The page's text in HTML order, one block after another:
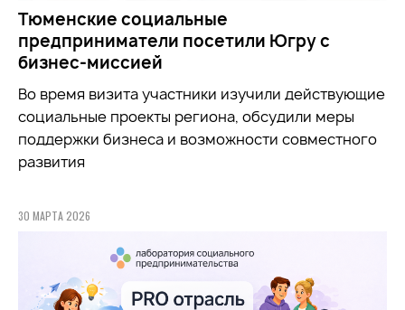
Тюменские социальные
предприниматели посетили Югру с
бизнес-миссией
Во время визита участники изучили действующие
социальные проекты региона, обсудили меры
поддержки бизнеса и возможности совместного
развития
30 МАРТА 2026